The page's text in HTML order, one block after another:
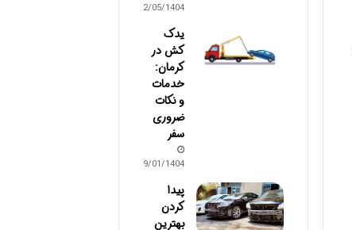
12/05/1404
یدک
کش در
کرمان:
خدمات
و نکات
ضروری
سفر
19/01/1404
پیدا
کردن
بهترین